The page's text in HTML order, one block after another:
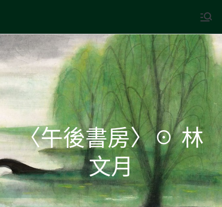
content
中國古典文學
〈午後書房〉☉ 林
文月